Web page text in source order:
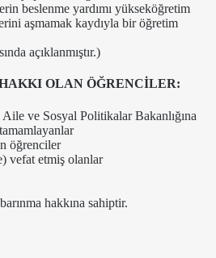
beslenme yardımı yükseköğretim
aşmamak kaydıyla bir öğretim
açıklanmıştır.)
OLAN ÖĞRENCİLER:
ve Sosyal Politikalar Bakanlığına
öğrenciler
vefat etmiş olanlar
hakkına sahiptir.